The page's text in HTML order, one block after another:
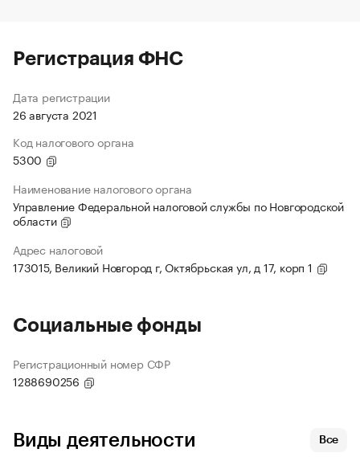
Регистрация ФНС
Дата регистрации
26 августа 2021
Код налогового органа
5300
Наименование налогового органа
Управление Федеральной налоговой службы по Новгородской
области
Адрес налоговой
173015, Великий Новгород г, Октябрьская ул, д 17, корп 1
Социальные фонды
Регистрационный номер СФР
1288690256
Виды деятельности Все